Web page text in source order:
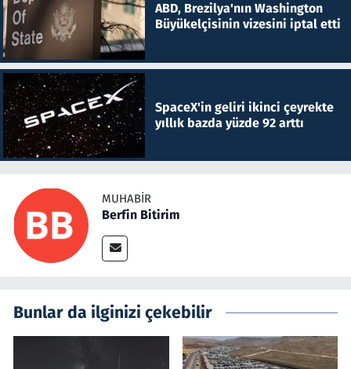
ABD, Brezilya'nın Washington
Büyükelçisinin vizesini iptal etti
SpaceX'in geliri ikinci çeyrekte
yıllık bazda yüzde 92 arttı
MUHABIR
Berfin Bitirim
Bunlar da ilginizi çekebilir